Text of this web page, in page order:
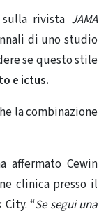
rivista JAMA
di uno studio
se questo stile
e ictus.
la combinazione
affermato Cewin
clinica presso il
“Se segui una